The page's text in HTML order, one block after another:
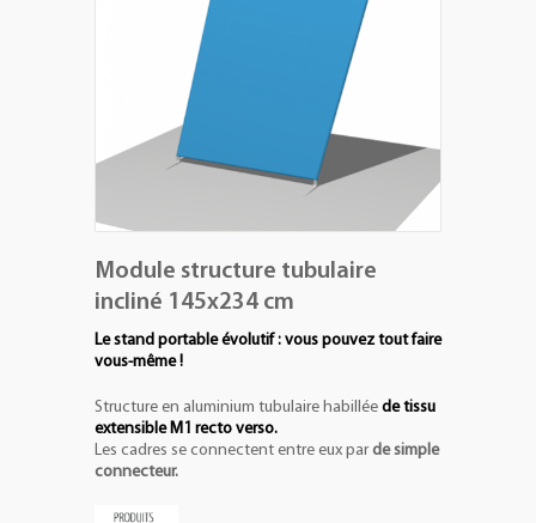
IMPRESSION GRAND FORMAT
Module structure tubulaire
incliné 145x234 cm
Le stand portable évolutif : vous pouvez tout faire
vous-même !
Structure en aluminium tubulaire habillée de tissu
extensible M1 recto verso.
Les cadres se connectent entre eux parde simple
connecteur.